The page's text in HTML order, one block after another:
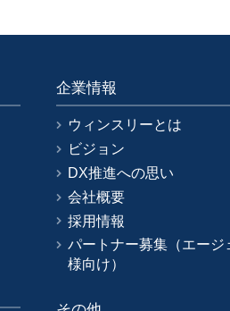
企業情報
ウィンスリーとは
ビジョン
DX推進への思い
会社概要
採用情報
パートナー募集（エージ
様向け）